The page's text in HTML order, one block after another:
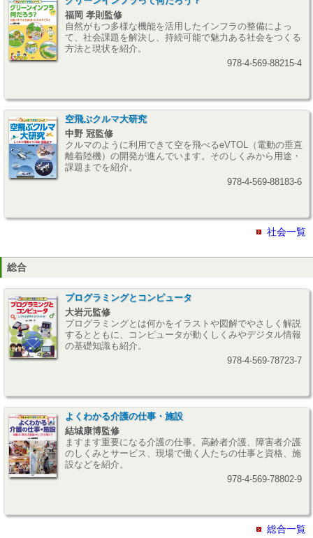
福岡 孝則監修
自然がもつ多様な機能を活用したインフラの整備によっ
て、社会課題を解決し、持続可能で魅力ある社会をつくる
方法と現状を紹介。
978-4-569-88215-4
空飛ぶクルマ大研究
中野 冠監修
クルマのように利用できて空を飛べるeVTOL（電動の垂直
離着陸機）の開発が進んでいます。そのしくみから用途・
課題までを紹介。
978-4-569-88183-6
社会一覧
総合
プログラミングとコンピュータ
大岩元監修
プログラミングとは何かをイラストや図解でやさしく解説
するとともに、コンピュータが動くしくみやデジタル情報
の基礎知識も紹介。
978-4-569-78723-7
よくわかる介護の仕事・施設
結城康博監修
ますます重要になる介護の仕事。高齢者介護、障害者介護
のしくみとサービス、現場で働く人たちの仕事と資格、施
設などを紹介。
978-4-569-78802-9
総合一覧